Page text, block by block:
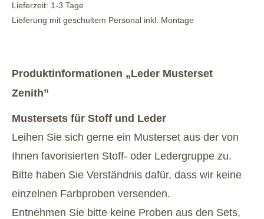
Lieferzeit: 1-3 Tage
Lieferung mit geschultem Personal inkl. Montage
Produktinformationen „Leder Musterset
Zenith”
Mustersets für Stoff und Leder
Leihen Sie sich gerne ein Musterset aus der von
Ihnen favorisierten Stoff- oder Ledergruppe zu.
Bitte haben Sie Verständnis dafür, dass wir keine
einzelnen Farbproben versenden.
Entnehmen Sie bitte keine Proben aus den Sets,